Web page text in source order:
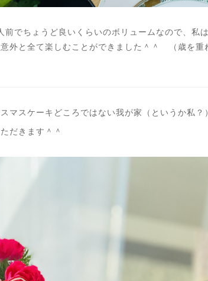
前でちょうど良いくらいのボリュームなので、私
外と全て楽しむことができました＾＾ （歳を
マスケーキどころではない我が家（というか私？
だきます＾＾